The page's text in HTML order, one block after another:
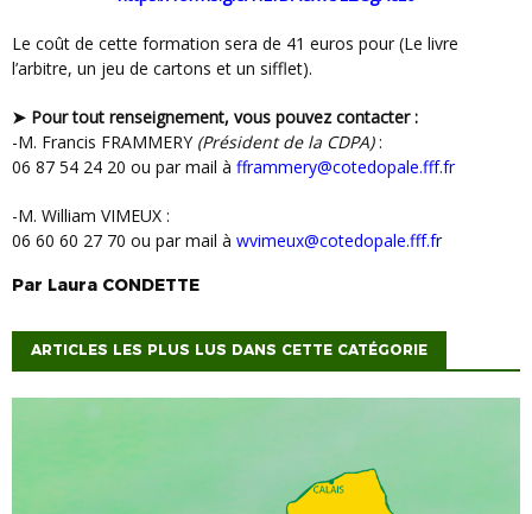
Le coût de cette formation sera de 41 euros pour (Le livre
l’arbitre, un jeu de cartons et un sifflet).
➤ Pour tout renseignement, vous pouvez contacter :
-M. Francis FRAMMERY (Président de la CDPA):
06 87 54 24 20 ou par mail à fframmery@cotedopale.fff.fr
-M. William VIMEUX :
06 60 60 27 70 ou par mail à wvimeux@cotedopale.fff.fr
Par Laura CONDETTE
ARTICLES LES PLUS LUS DANS CETTE CATÉGORIE